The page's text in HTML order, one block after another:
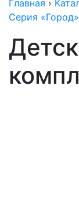
Главная ›
Серия «Город»